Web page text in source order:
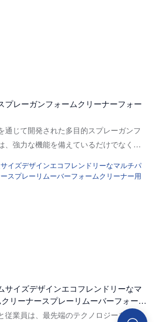
レーガンフォームクリーナーフォー
通じて開発された多目的スプレーガンフ
、強力な機能を備えているだけでなく、
きた問題点を解決します。 製品には、
に幅広い用途があります
イズデザインエコフレンドリーなマ
リーナースプレーリムーバーフォーム
レー
従業員は、最先端のテクノロジーを巧み